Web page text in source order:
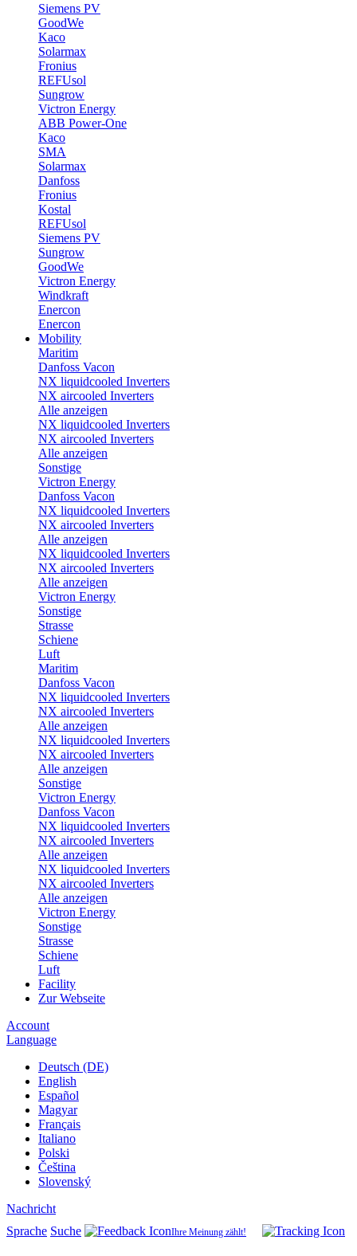
Siemens PV
GoodWe
Kaco
Solarmax
Fronius
REFUsol
Sungrow
Victron Energy
ABB Power-One
Kaco
SMA
Solarmax
Danfoss
Fronius
Kostal
REFUsol
Siemens PV
Sungrow
GoodWe
Victron Energy
Windkraft
Enercon
Enercon
Mobility
Maritim
Danfoss Vacon
NX liquidcooled Inverters
NX aircooled Inverters
Alle anzeigen
NX liquidcooled Inverters
NX aircooled Inverters
Alle anzeigen
Sonstige
Victron Energy
Danfoss Vacon
NX liquidcooled Inverters
NX aircooled Inverters
Alle anzeigen
NX liquidcooled Inverters
NX aircooled Inverters
Alle anzeigen
Victron Energy
Sonstige
Strasse
Schiene
Luft
Maritim
Danfoss Vacon
NX liquidcooled Inverters
NX aircooled Inverters
Alle anzeigen
NX liquidcooled Inverters
NX aircooled Inverters
Alle anzeigen
Sonstige
Victron Energy
Danfoss Vacon
NX liquidcooled Inverters
NX aircooled Inverters
Alle anzeigen
NX liquidcooled Inverters
NX aircooled Inverters
Alle anzeigen
Victron Energy
Sonstige
Strasse
Schiene
Luft
Facility
Zur Webseite
Account
Language
Deutsch (DE)
English
Español
Magyar
Français
Italiano
Polski
Čeština
Slovenský
Nachricht
Sprache Suche Ihre Meinung zählt!